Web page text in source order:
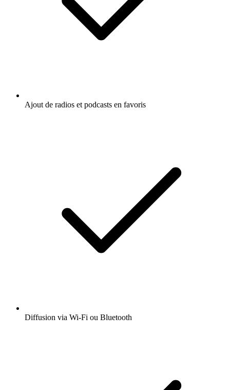
Ajout de radios et podcasts en favoris
Diffusion via Wi-Fi ou Bluetooth